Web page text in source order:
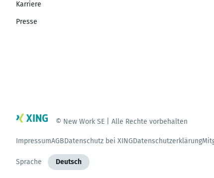
Karriere
Presse
© New Work SE | Alle Rechte vorbehalten
ImpressumAGBDatenschutz bei XINGDatenschutzerklärung
Sprache Deutsch